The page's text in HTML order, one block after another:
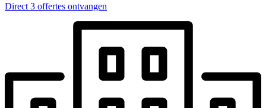
Direct 3 offertes ontvangen